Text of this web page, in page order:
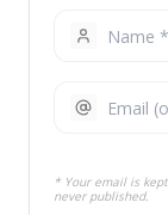
* Your email is
never published.